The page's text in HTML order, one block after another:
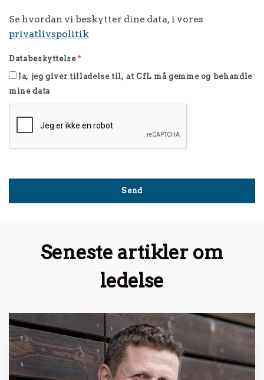
Se hvordan vi beskytter dine data, i vores
privatlivspolitik
Databeskyttelse*
Ja, jeg giver tilladelse til, at CfL må gemme og behandle
mine data
Seneste artikler om
ledelse